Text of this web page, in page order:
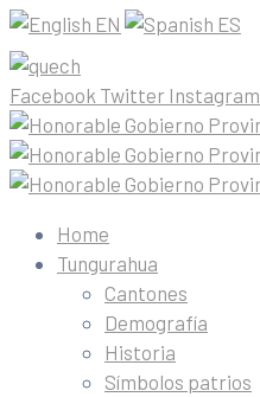
EN ES
Facebook Twitter Instagram
Home
Tungurahua
Cantones
Demografía
Historia
Símbolos patrios